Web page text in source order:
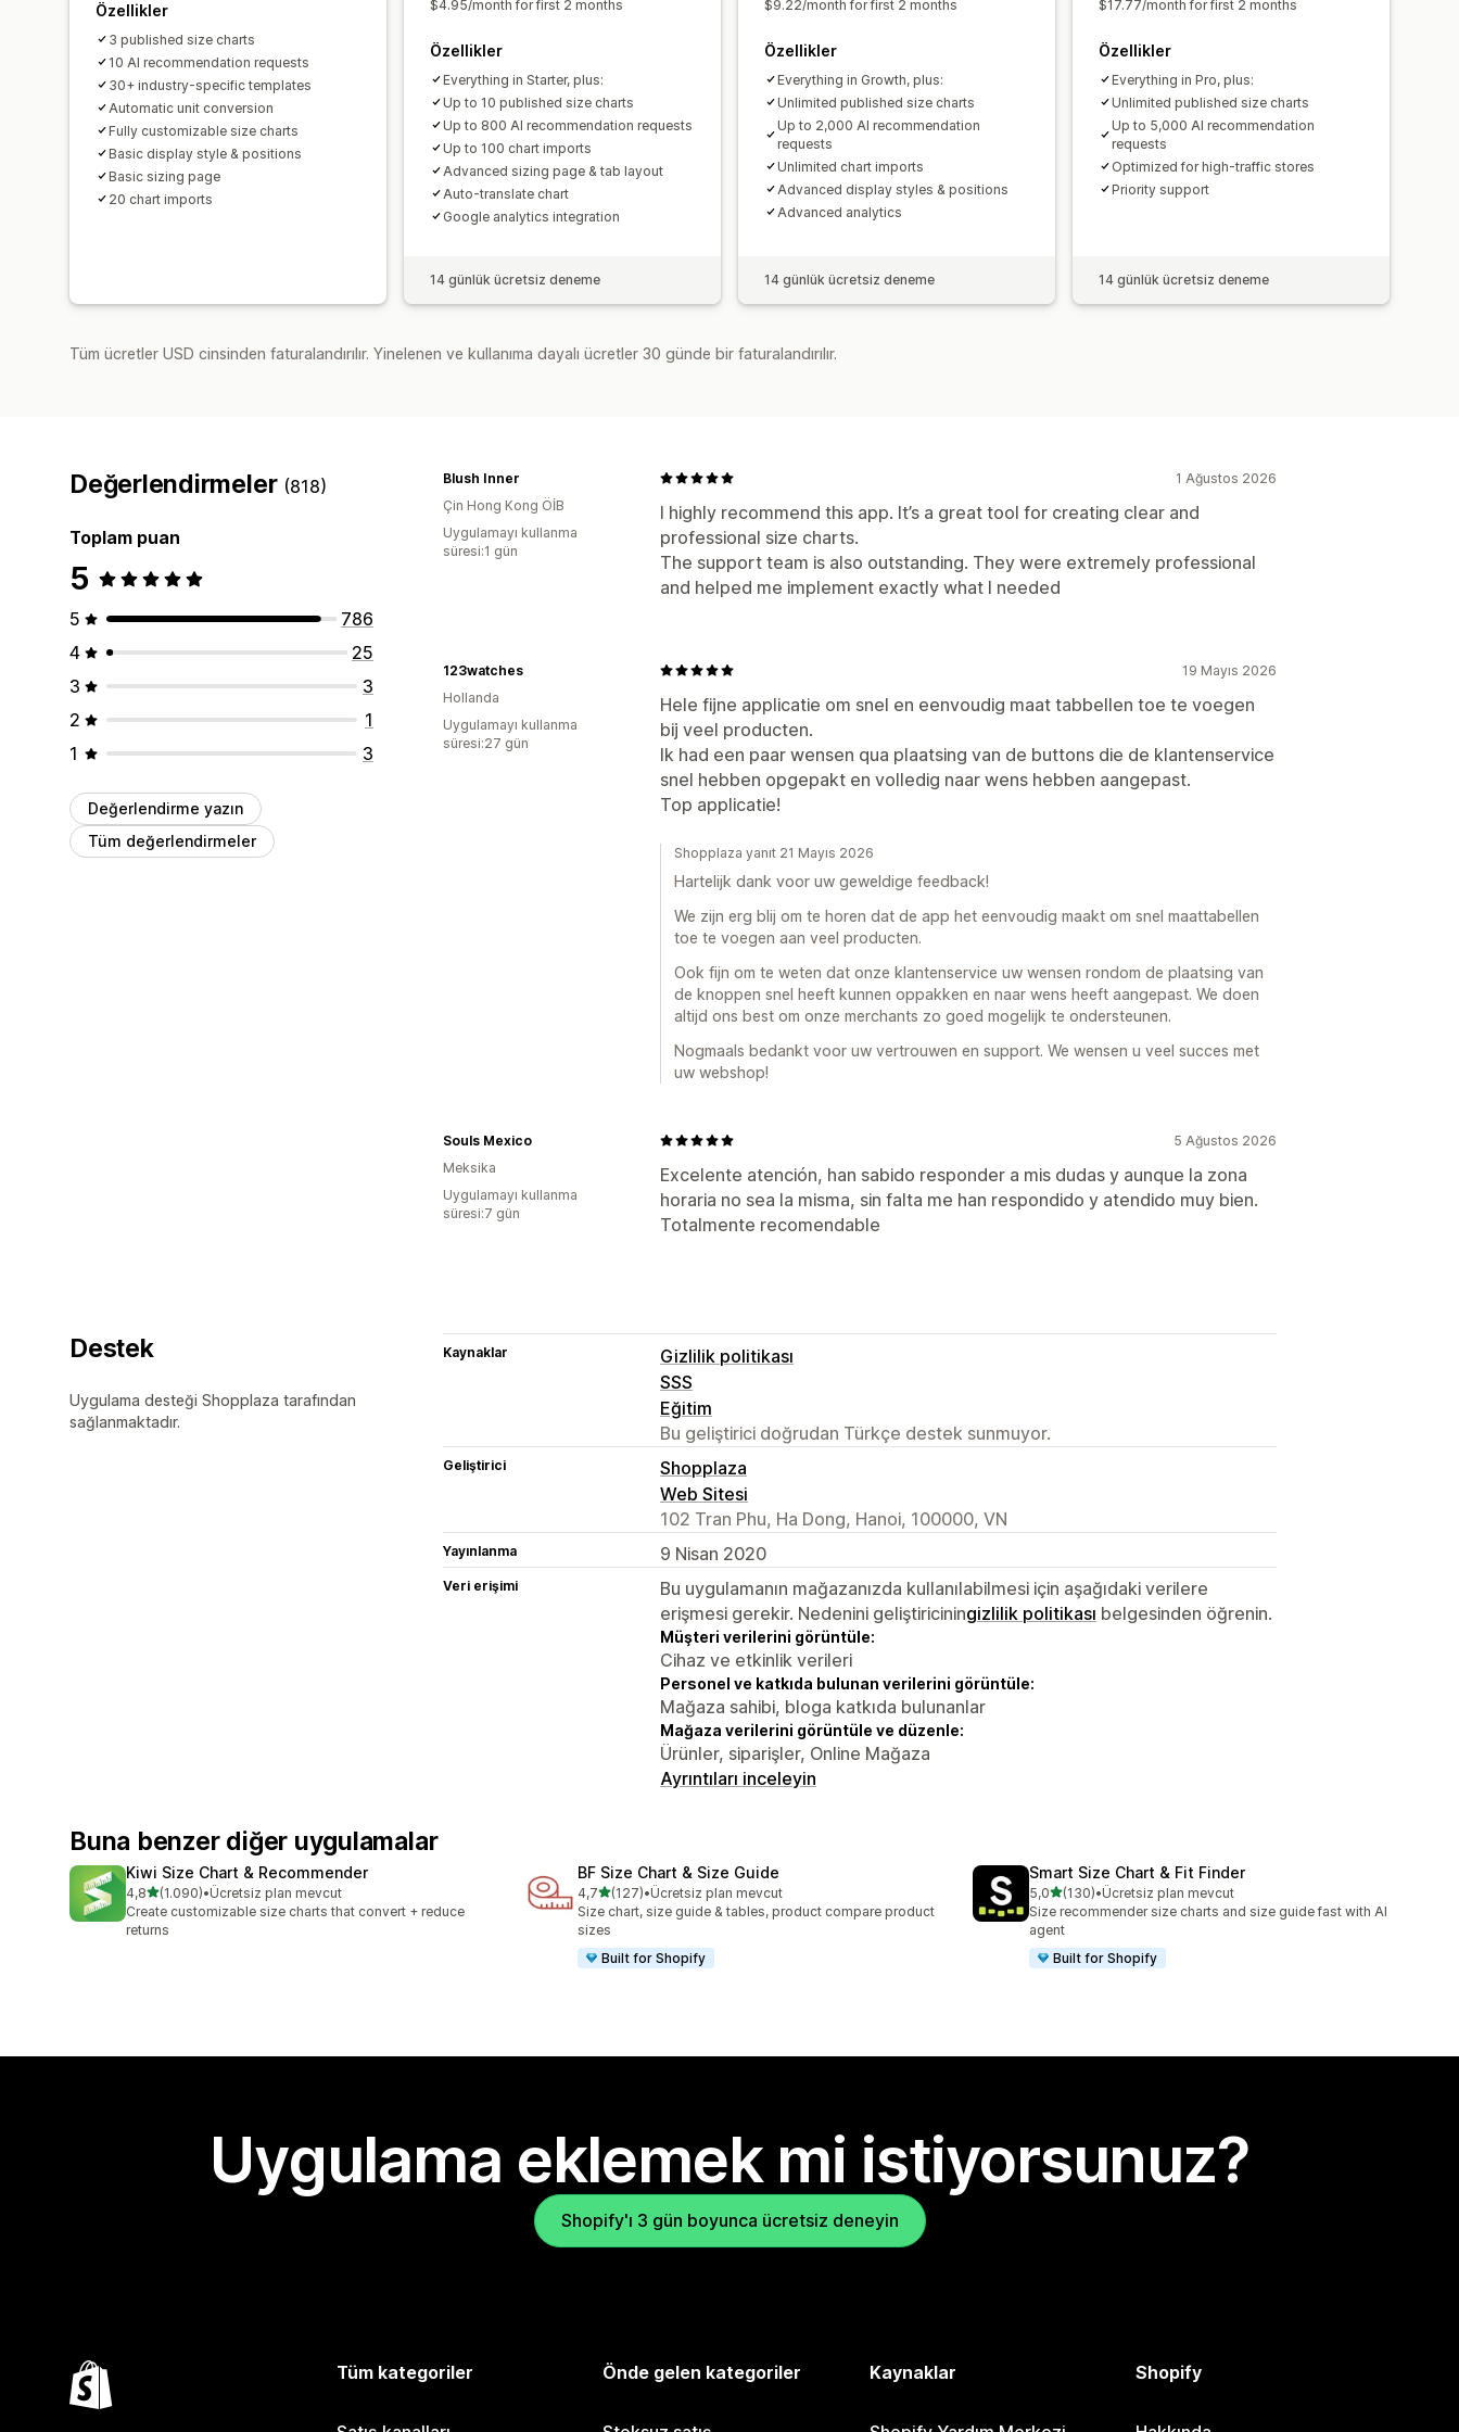
Özellikler
3 published size charts
10 AI recommendation requests
30+ industry-specific templates
Automatic unit conversion
Fully customizable size charts
Basic display style & positions
Basic sizing page
20 chart imports
$4.95/month for first 2 months
Özellikler
Everything in Starter, plus:
Up to 10 published size charts
Up to 800 AI recommendation requests
Up to 100 chart imports
Advanced sizing page & tab layout
Auto-translate chart
Google analytics integration
14 günlük ücretsiz deneme
$9.22/month for first 2 months
Özellikler
Everything in Growth, plus:
Unlimited published size charts
Up to 2,000 AI recommendation
requests
Unlimited chart imports
Advanced display styles & positions
Advanced analytics
14 günlük ücretsiz deneme
$17.77/month for first 2 months
Özellikler
Everything in Pro, plus:
Unlimited published size charts
Up to 5,000 AI recommendation
requests
Optimized for high-traffic stores
Priority support
14 günlük ücretsiz deneme
Tüm ücretler USD cinsinden faturalandırılır. Yinelenen ve kullanıma dayalı ücretler 30 günde bir faturalandırılır.
Değerlendirmeler (818)
Toplam puan
5
5
786
4
25
3
3
2
1
1
3
Değerlendirme yazın
Tüm değerlendirmeler
1 Ağustos 2026
I highly recommend this app. It’s a great tool for creating clear and
professional size charts.
The support team is also outstanding. They were extremely professional
and helped me implement exactly what I needed
Blush Inner
Çin Hong Kong ÖİB
Uygulamayı kullanma
süresi:1 gün
19 Mayıs 2026
Hele fijne applicatie om snel en eenvoudig maat tabbellen toe te voegen
bij veel producten.
Ik had een paar wensen qua plaatsing van de buttons die de klantenservice
snel hebben opgepakt en volledig naar wens hebben aangepast.
Top applicatie!
123watches
Hollanda
Uygulamayı kullanma
süresi:27 gün
Shopplaza yanıt 21 Mayıs 2026
Hartelijk dank voor uw geweldige feedback!
We zijn erg blij om te horen dat de app het eenvoudig maakt om snel maattabellen
toe te voegen aan veel producten.
Ook fijn om te weten dat onze klantenservice uw wensen rondom de plaatsing van
de knoppen snel heeft kunnen oppakken en naar wens heeft aangepast. We doen
altijd ons best om onze merchants zo goed mogelijk te ondersteunen.
Nogmaals bedankt voor uw vertrouwen en support. We wensen u veel succes met
uw webshop!
5 Ağustos 2026
Excelente atención, han sabido responder a mis dudas y aunque la zona
horaria no sea la misma, sin falta me han respondido y atendido muy bien.
Totalmente recomendable
Souls Mexico
Meksika
Uygulamayı kullanma
süresi:7 gün
Destek
Uygulama desteği Shopplaza tarafından
sağlanmaktadır.
Kaynaklar
Gizlilik politikası
SSS
Eğitim
Bu geliştirici doğrudan Türkçe destek sunmuyor.
Geliştirici
Shopplaza
Web Sitesi
102 Tran Phu, Ha Dong, Hanoi, 100000, VN
Yayınlanma 9 Nisan 2020
Veri erişimi
Bu uygulamanın mağazanızda kullanılabilmesi için aşağıdaki verilere
erişmesi gerekir. Nedenini geliştiriciningizlilik politikası belgesinden öğrenin.
Müşteri verilerini görüntüle:
Cihaz ve etkinlik verileri
Personel ve katkıda bulunan verilerini görüntüle:
Mağaza sahibi, bloga katkıda bulunanlar
Mağaza verilerini görüntüle ve düzenle:
Ürünler, siparişler, Online Mağaza
Ayrıntıları inceleyin
Buna benzer diğer uygulamalar
Kiwi Size Chart & Recommender
4,85 yıldız üzerinden
(1.090)
toplam 1090 değerlendirme
•Ücretsiz plan mevcut
Create customizable size charts that convert + reduce
returns
BF Size Chart & Size Guide
4,75 yıldız üzerinden
(127)
toplam 127 değerlendirme
•Ücretsiz plan mevcut
Size chart, size guide & tables, product compare product
sizes
Built for Shopify
Smart Size Chart & Fit Finder
5,05 yıldız üzerinden
(130)
toplam 130 değerlendirme
•Ücretsiz plan mevcut
Size recommender size charts and size guide fast with AI
agent
Built for Shopify
Uygulama eklemek mi istiyorsunuz?
Shopify'ı 3 gün boyunca ücretsiz deneyin
Tüm kategoriler Önde gelen kategoriler Kaynaklar Shopify